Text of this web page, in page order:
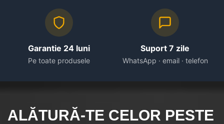
Garantie 24 luni
Pe toate produsele
Suport 7 zile
WhatsApp · email · telefon
ALĂTURĂ-TE CELOR PESTE